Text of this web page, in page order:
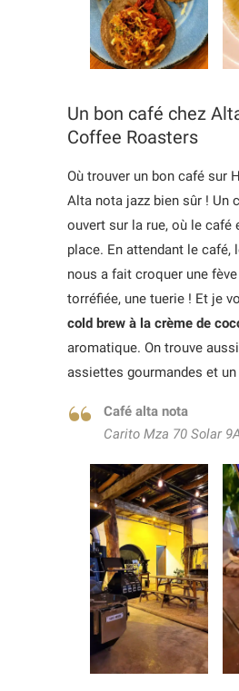
Un bon café chez
Coffee Roasters
Où trouver un bon café sur
Alta nota jazz bien sûr ! Un
ouvert sur la rue, où le café
place. En attendant le café,
nous a fait croquer une
torréfiée, une tuerie ! Et je
cold brew à la crème de
aromatique. On trouve
assiettes gourmandes et
Café alta nota
Carito Mza 70 Solar